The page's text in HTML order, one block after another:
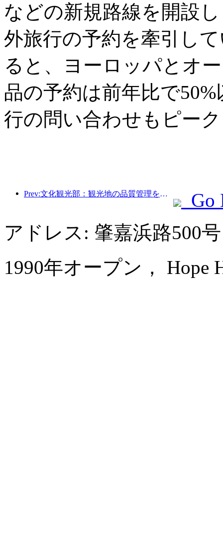
などの新規路線を開設
外旅行の予約を牽引し
ると、ヨーロッパとオ
品の予約は前年比で
行の問い合わせもピー
Prev:文化観光部：観光地の品質管理を強化し、景勝地のサービスレベルを向上させる
Go
アドレス: 肇嘉浜路500
1990年オープン， Hope